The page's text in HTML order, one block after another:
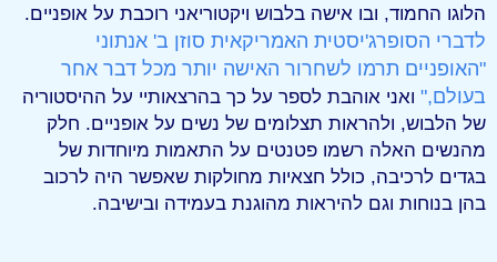
הלוגו החמוד, ובו אישה בלבוש ויקטוריאני רוכבת על אופניים.
לדברי הסופרג'יסטית האמריקאית סוזן ב' אנתוני
"האופניים תרמו לשחרור האישה יותר מכל דבר אחר
בעולם," ואני אוהבת לספר על כך בהרצאותיי על ההיסטוריה
של הלבוש, ולהראות תצלומים של נשים על אופניים. חלק
מהנשים האלה רשמו פטנטים על התאמות מיוחדות של
בגדים לרכיבה, כולל חצאיות מחולקות שאפשר היה לרכוב
בהן בנוחות וגם להיראות מהוגנת בעמידה ובישיבה.